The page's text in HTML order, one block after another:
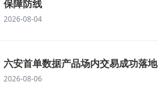
保障防线
2026-08-04
六安首单数据产品场内交易成功落地
2026-08-06